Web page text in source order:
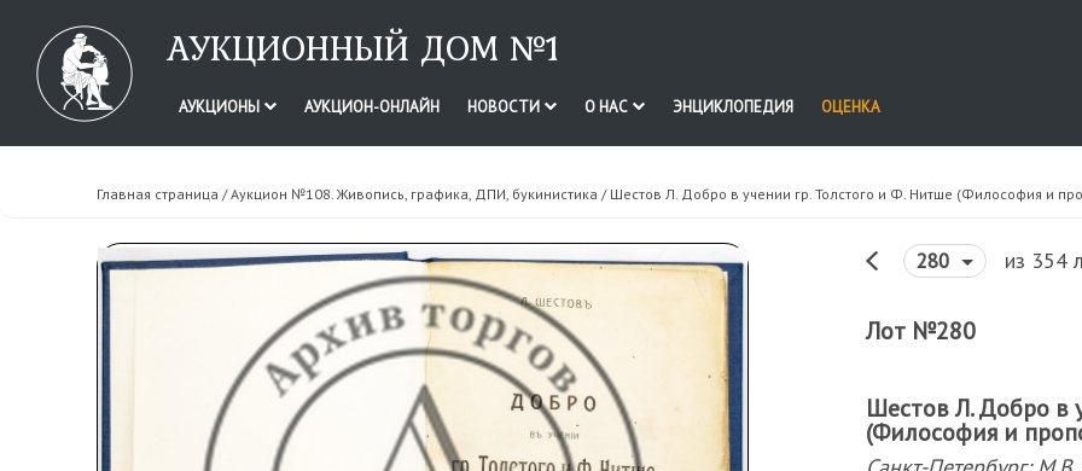
АУКЦИОННЫЙ ДОМ №1
АУКЦИОНЫ АУКЦИОН-ОНЛАЙН НОВОСТИ О НАС ЭНЦИКЛОПЕДИЯ ОЦЕНКА
Главная страница /Аукцион №108. Живопись, графика, ДПИ, букинистика / Шестов Л. Добро в учении гр. Толстого и Ф. Нитше (Философия и
280 из 354
Лот №280
Шестов Л. Добро в
(Философия и